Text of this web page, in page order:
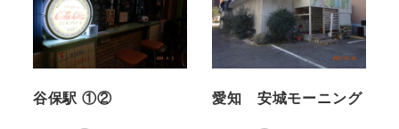
谷保駅 ①② 愛知 安城モーニング